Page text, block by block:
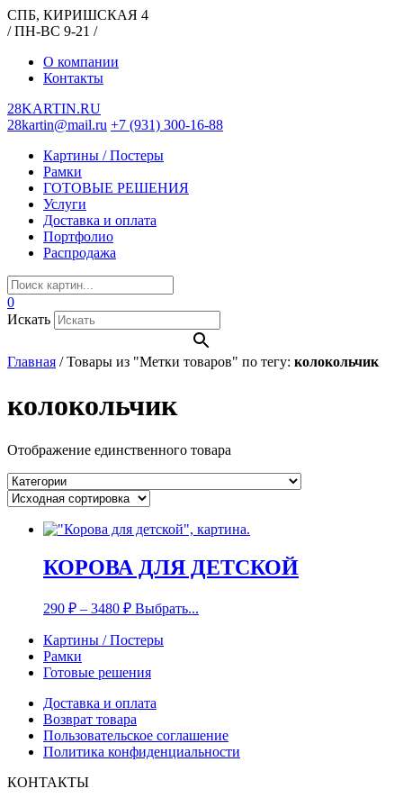
СПБ, КИРИШСКАЯ 4
/ ПН-ВС 9-21 /
О компании
Контакты
28KARTIN.RU
28kartin@mail.ru +7 (931) 300-16-88
Картины / Постеры
Рамки
ГОТОВЫЕ РЕШЕНИЯ
Услуги
Доставка и оплата
Портфолио
Распродажа
0
Искать
Главная /Товары из "Метки товаров" по тегу: колокольчик
колокольчик
Отображение единственного товара
КОРОВА ДЛЯ ДЕТСКОЙ
290 ₽ – 3480 ₽ Выбрать...
Картины / Постеры
Рамки
Готовые решения
Доставка и оплата
Возврат товара
Пользовательское соглашение
Политика конфиденциальности
КОНТАКТЫ